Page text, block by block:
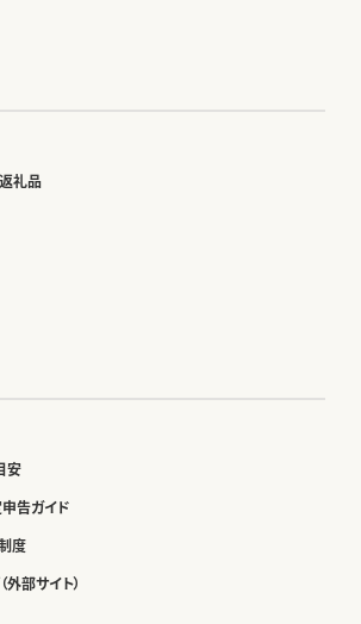
礼品
安
告ガイド
度
部サイト）